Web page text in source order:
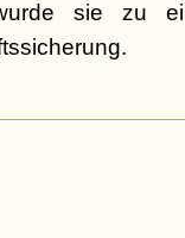
sie zu